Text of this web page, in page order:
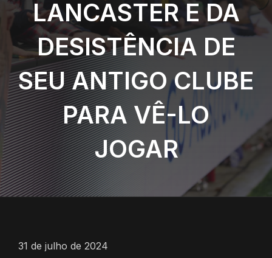
LANCASTER E DA
DESISTÊNCIA DE
SEU ANTIGO CLUBE
PARA VÊ-LO
JOGAR
31 de julho de 2024